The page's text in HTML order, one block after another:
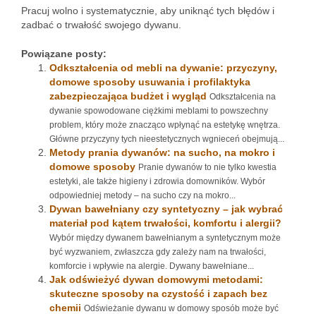
Pracuj wolno i systematycznie, aby uniknąć tych błędów i
zadbać o trwałość swojego dywanu.
Powiązane posty:
Odkształcenia od mebli na dywanie: przyczyny,
domowe sposoby usuwania i profilaktyka
zabezpieczająca budżet i wygląd Odkształcenia na
dywanie spowodowane ciężkimi meblami to powszechny
problem, który może znacząco wpłynąć na estetykę wnętrza.
Główne przyczyny tych nieestetycznych wgnieceń obejmują...
Metody prania dywanów: na sucho, na mokro i
domowe sposoby Pranie dywanów to nie tylko kwestia
estetyki, ale także higieny i zdrowia domowników. Wybór
odpowiedniej metody – na sucho czy na mokro...
Dywan bawełniany czy syntetyczny – jak wybrać
materiał pod kątem trwałości, komfortu i alergii?
Wybór między dywanem bawełnianym a syntetycznym może
być wyzwaniem, zwłaszcza gdy zależy nam na trwałości,
komforcie i wpływie na alergie. Dywany bawełniane...
Jak odświeżyć dywan domowymi metodami:
skuteczne sposoby na czystość i zapach bez
chemii Odświeżanie dywanu w domowy sposób może być